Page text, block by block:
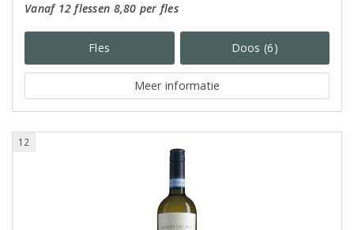
Vanaf 12 flessen 8,80 per fles
Fles Doos (6)
Meer informatie
12